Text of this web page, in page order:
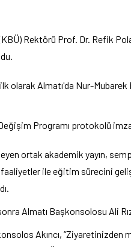
Rektörü Prof. Dr. Refik
olarak Almatı'da Nur-
Programı protokolü
ortak akademik yayın,
ile eğitim sürecini
Almatı Başkonsolosu Ali
Akıncı, “Ziyaretinizden